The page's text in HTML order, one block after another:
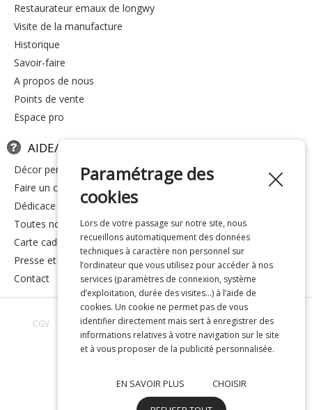
restaurateur emaux de longwy
visite de la manufacture
historique
savoir-faire
a propos de nous
points de vente
espace pro
AIDE/FAQ
décor personnalisé
faire un cadeau
dédicace
toutes nos réponses
carte cadeau
presse et média
contact
CGV Avis clients Toutes nos réponses
À propos de nous
Confidentialité
Mentions légales
Paramétrage des
cookies
Lors de votre passage sur notre site, nous
recueillons automatiquement des données
techniques à caractère non personnel sur
l’ordinateur que vous utilisez pour accéder à nos
services (paramètres de connexion, système
d’exploitation, durée des visites…) à l’aide de
cookies. Un cookie ne permet pas de vous
identifier directement mais sert à enregistrer des
informations relatives à votre navigation sur le site
et à vous proposer de la publicité personnalisée.
EN SAVOIR PLUS CHOISIR